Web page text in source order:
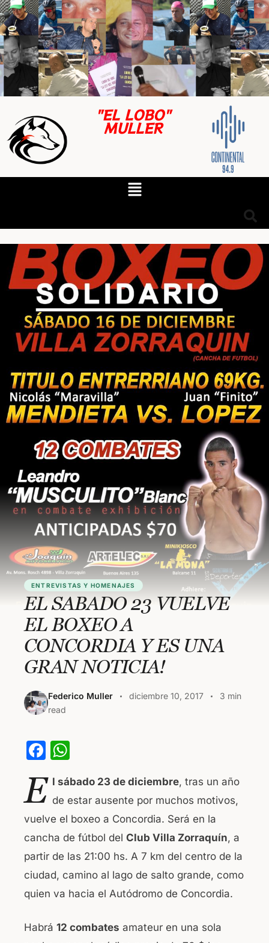
"EL LOBO"
MULLER
ENTREVISTAS Y HOMENAJES
EL SABADO 23 VUELVE
EL BOXEO A
CONCORDIA Y ES UNA
GRAN NOTICIA!
Federico Muller diciembre 10, 2017
3 min
read
F
c
e
b
o
o
k
at
s
A
p
p
E l sábado 23 de diciembre, tras un año
de estar ausente por muchos motivos,
vuelve el boxeo a Concordia. Será en la
cancha de fútbol del Club Villa Zorraquín, a
partir de las 21:00 hs. A 7 km del centro de la
ciudad, camino al lago de salto grande, como
quien va hacia el Autódromo de Concordia.
Habrá 12 combates amateur en una sola